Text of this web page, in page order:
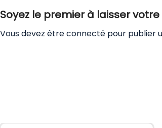
Soyez le premier à laisser
Vous devez êtreconnecté pour publier